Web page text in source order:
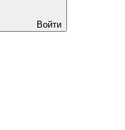
Войти